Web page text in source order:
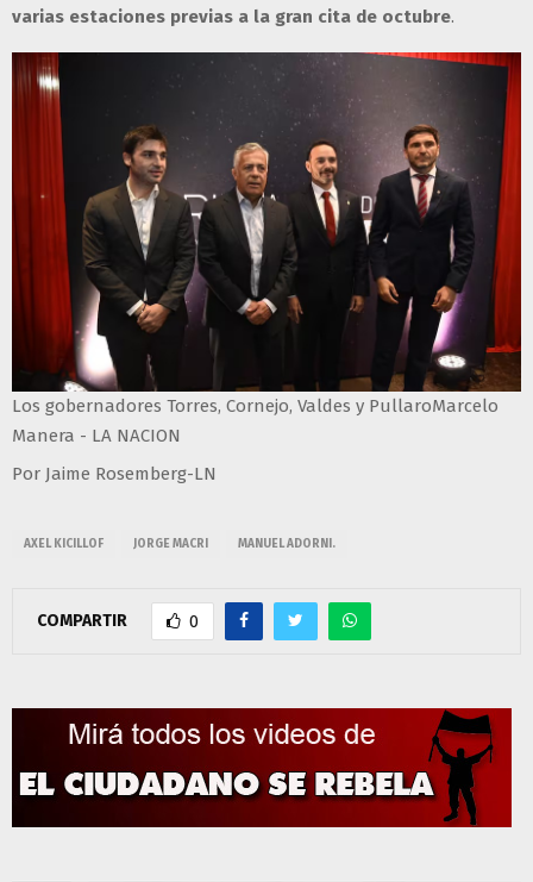
varias estaciones previas a la gran cita de octubre.
Los gobernadores Torres, Cornejo, Valdes y PullaroMarcelo
Manera - LA NACION
Por Jaime Rosemberg-LN
AXEL KICILLOF JORGE MACRI MANUEL ADORNI.
COMPARTIR 0